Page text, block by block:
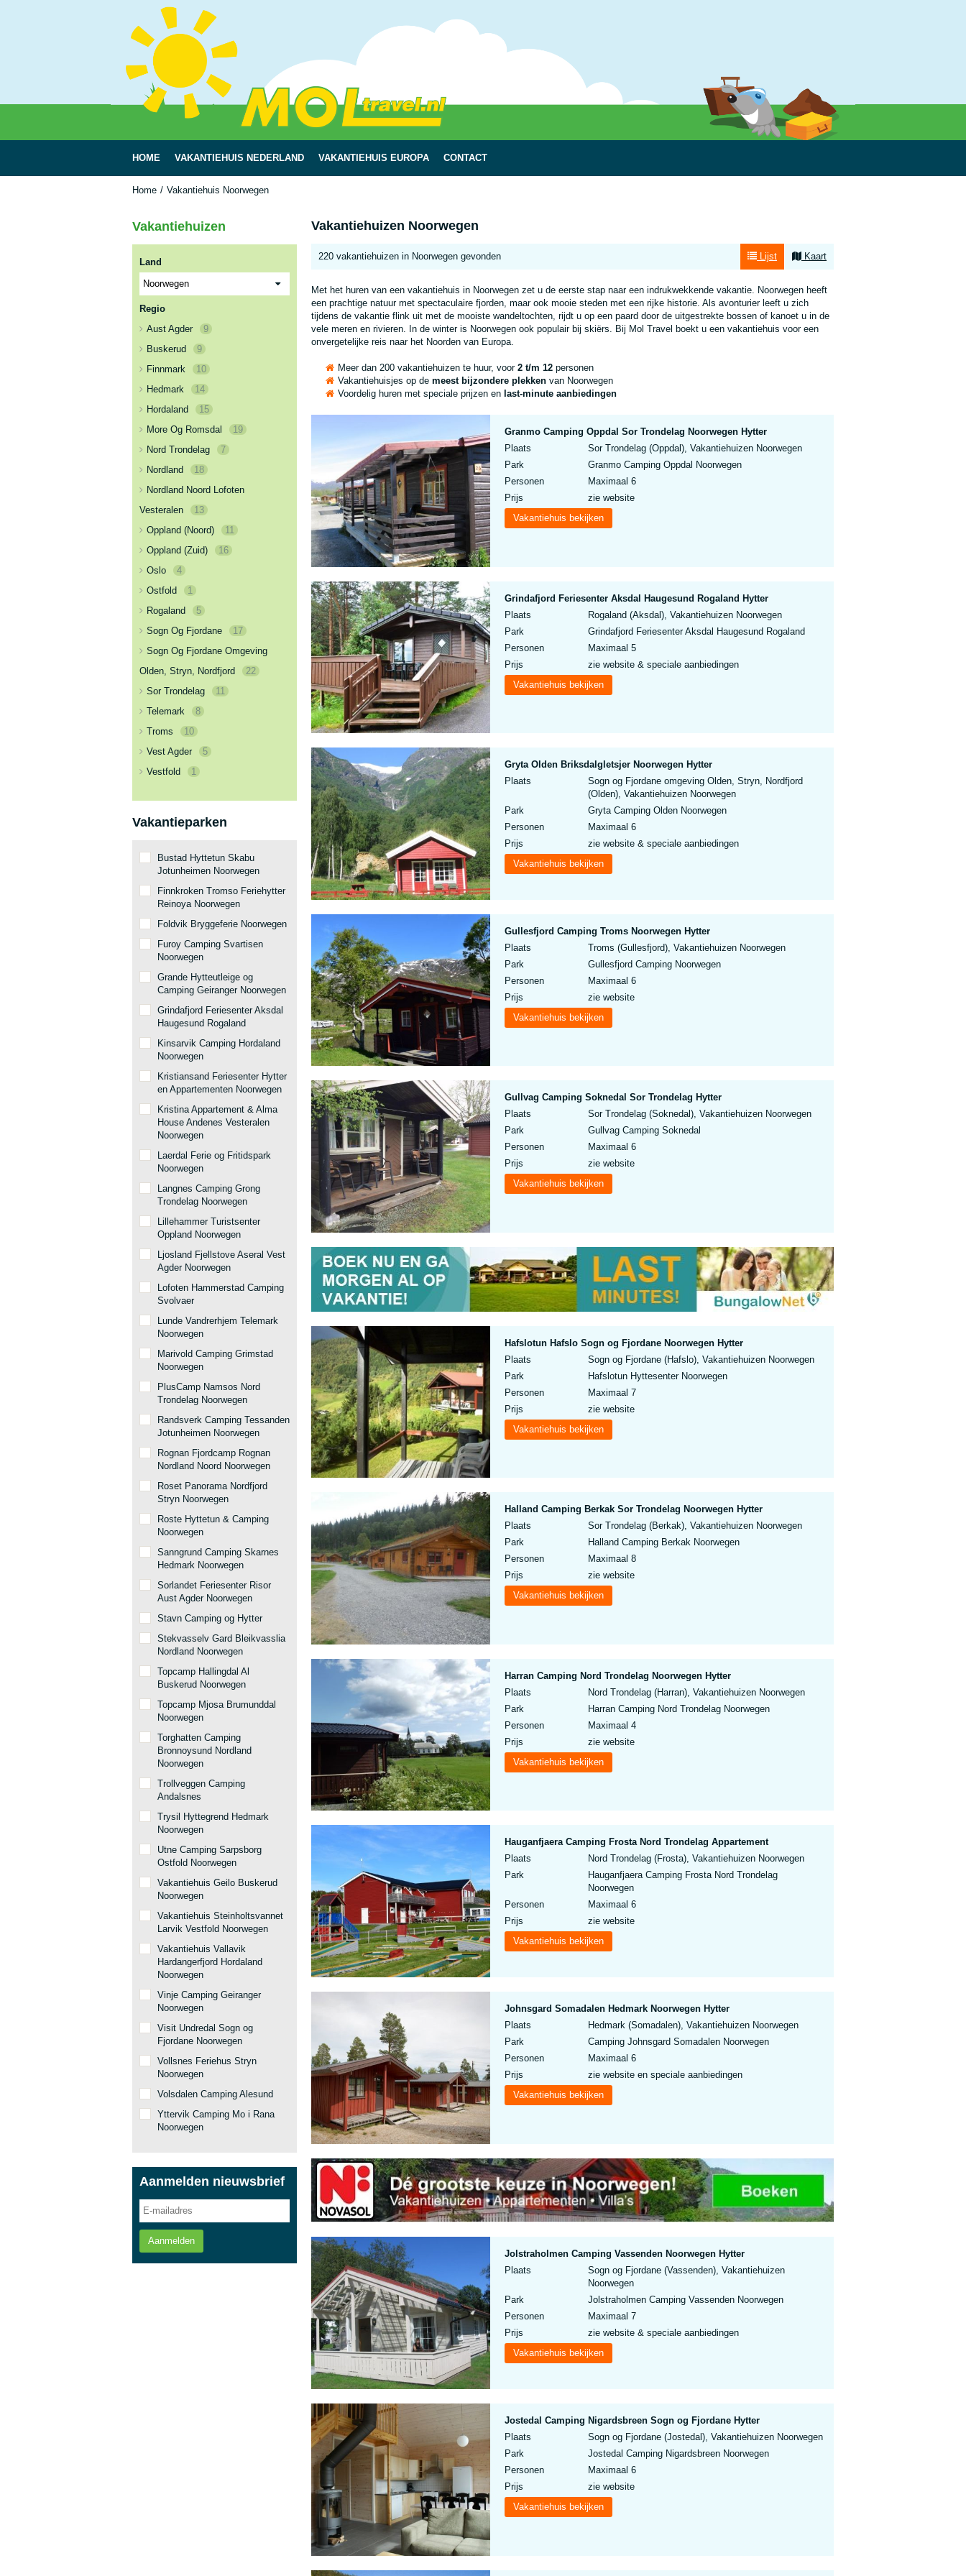
HOME VAKANTIEHUIS NEDERLAND VAKANTIEHUIS EUROPA CONTACT
Home Vakantiehuis Noorwegen
Vakantiehuizen Noorwegen
220 vakantiehuizen in Noorwegen gevonden Lijst Kaart
Met het huren van een vakantiehuis in Noorwegen zet u de eerste stap naar een indrukwekkende vakantie. Noorwegen heeft
een prachtige natuur met spectaculaire fjorden, maar ook mooie steden met een rijke historie. Als avonturier leeft u zich
tijdens de vakantie flink uit met de mooiste wandeltochten, rijdt u op een paard door de uitgestrekte bossen of kanoet u in de
vele meren en rivieren. In de winter is Noorwegen ook populair bij skiërs. Bij Mol Travel boekt u een vakantiehuis voor een
onvergetelijke reis naar het Noorden van Europa.
Meer dan 200 vakantiehuizen te huur, voor 2 t/m 12 personen
Vakantiehuisjes op de meest bijzondere plekken van Noorwegen
Voordelig huren met speciale prijzen en last-minute aanbiedingen
Granmo Camping Oppdal Sor Trondelag Noorwegen Hytter
Plaats
Sor Trondelag (Oppdal), Vakantiehuizen Noorwegen
Park
Granmo Camping Oppdal Noorwegen
Personen
Maximaal 6
Prijs
zie website
Vakantiehuis bekijken
Grindafjord Feriesenter Aksdal Haugesund Rogaland Hytter
Plaats
Rogaland (Aksdal), Vakantiehuizen Noorwegen
Park
Grindafjord Feriesenter Aksdal Haugesund Rogaland
Personen
Maximaal 5
Prijs
zie website & speciale aanbiedingen
Vakantiehuis bekijken
Gryta Olden Briksdalgletsjer Noorwegen Hytter
Plaats
Sogn og Fjordane omgeving Olden, Stryn, Nordfjord
(Olden), Vakantiehuizen Noorwegen
Park
Gryta Camping Olden Noorwegen
Personen
Maximaal 6
Prijs
zie website & speciale aanbiedingen
Vakantiehuis bekijken
Gullesfjord Camping Troms Noorwegen Hytter
Plaats
Troms (Gullesfjord), Vakantiehuizen Noorwegen
Park
Gullesfjord Camping Noorwegen
Personen
Maximaal 6
Prijs
zie website
Vakantiehuis bekijken
Gullvag Camping Soknedal Sor Trondelag Hytter
Plaats
Sor Trondelag (Soknedal), Vakantiehuizen Noorwegen
Park
Gullvag Camping Soknedal
Personen
Maximaal 6
Prijs
zie website
Vakantiehuis bekijken
Hafslotun Hafslo Sogn og Fjordane Noorwegen Hytter
Plaats
Sogn og Fjordane (Hafslo), Vakantiehuizen Noorwegen
Park
Hafslotun Hyttesenter Noorwegen
Personen
Maximaal 7
Prijs
zie website
Vakantiehuis bekijken
Halland Camping Berkak Sor Trondelag Noorwegen Hytter
Plaats
Sor Trondelag (Berkak), Vakantiehuizen Noorwegen
Park
Halland Camping Berkak Noorwegen
Personen
Maximaal 8
Prijs
zie website
Vakantiehuis bekijken
Harran Camping Nord Trondelag Noorwegen Hytter
Plaats
Nord Trondelag (Harran), Vakantiehuizen Noorwegen
Park
Harran Camping Nord Trondelag Noorwegen
Personen
Maximaal 4
Prijs
zie website
Vakantiehuis bekijken
Hauganfjaera Camping Frosta Nord Trondelag Appartement
Plaats
Nord Trondelag (Frosta), Vakantiehuizen Noorwegen
Park
Hauganfjaera Camping Frosta Nord Trondelag
Noorwegen
Personen
Maximaal 6
Prijs
zie website
Vakantiehuis bekijken
Johnsgard Somadalen Hedmark Noorwegen Hytter
Plaats
Hedmark (Somadalen), Vakantiehuizen Noorwegen
Park
Camping Johnsgard Somadalen Noorwegen
Personen
Maximaal 6
Prijs
zie website en speciale aanbiedingen
Vakantiehuis bekijken
Jolstraholmen Camping Vassenden Noorwegen Hytter
Plaats
Sogn og Fjordane (Vassenden), Vakantiehuizen
Noorwegen
Park
Jolstraholmen Camping Vassenden Noorwegen
Personen
Maximaal 7
Prijs
zie website & speciale aanbiedingen
Vakantiehuis bekijken
Jostedal Camping Nigardsbreen Sogn og Fjordane Hytter
Plaats
Sogn og Fjordane (Jostedal), Vakantiehuizen Noorwegen
Park
Jostedal Camping Nigardsbreen Noorwegen
Personen
Maximaal 6
Prijs
zie website
Vakantiehuis bekijken
Vakantiehuizen
Land
Regio
Aust Agder
9
Buskerud
9
Finnmark
10
Hedmark
14
Hordaland
15
More Og Romsdal
19
Nord Trondelag
7
Nordland
18
Nordland Noord Lofoten
Vesteralen
13
Oppland (Noord)
11
Oppland (Zuid)
16
Oslo
4
Ostfold
1
Rogaland
5
Sogn Og Fjordane
17
Sogn Og Fjordane Omgeving
Olden, Stryn, Nordfjord
22
Sor Trondelag
11
Telemark
8
Troms
10
Vest Agder
5
Vestfold
1
Vakantieparken
Bustad Hyttetun Skabu
Jotunheimen Noorwegen
Finnkroken Tromso Feriehytter
Reinoya Noorwegen
Foldvik Bryggeferie Noorwegen
Furoy Camping Svartisen
Noorwegen
Grande Hytteutleige og
Camping Geiranger Noorwegen
Grindafjord Feriesenter Aksdal
Haugesund Rogaland
Kinsarvik Camping Hordaland
Noorwegen
Kristiansand Feriesenter Hytter
en Appartementen Noorwegen
Kristina Appartement & Alma
House Andenes Vesteralen
Noorwegen
Laerdal Ferie og Fritidspark
Noorwegen
Langnes Camping Grong
Trondelag Noorwegen
Lillehammer Turistsenter
Oppland Noorwegen
Ljosland Fjellstove Aseral Vest
Agder Noorwegen
Lofoten Hammerstad Camping
Svolvaer
Lunde Vandrerhjem Telemark
Noorwegen
Marivold Camping Grimstad
Noorwegen
PlusCamp Namsos Nord
Trondelag Noorwegen
Randsverk Camping Tessanden
Jotunheimen Noorwegen
Rognan Fjordcamp Rognan
Nordland Noord Noorwegen
Roset Panorama Nordfjord
Stryn Noorwegen
Roste Hyttetun & Camping
Noorwegen
Sanngrund Camping Skarnes
Hedmark Noorwegen
Sorlandet Feriesenter Risor
Aust Agder Noorwegen
Stavn Camping og Hytter
Stekvasselv Gard Bleikvasslia
Nordland Noorwegen
Topcamp Hallingdal Al
Buskerud Noorwegen
Topcamp Mjosa Brumunddal
Noorwegen
Torghatten Camping
Bronnoysund Nordland
Noorwegen
Trollveggen Camping
Andalsnes
Trysil Hyttegrend Hedmark
Noorwegen
Utne Camping Sarpsborg
Ostfold Noorwegen
Vakantiehuis Geilo Buskerud
Noorwegen
Vakantiehuis Steinholtsvannet
Larvik Vestfold Noorwegen
Vakantiehuis Vallavik
Hardangerfjord Hordaland
Noorwegen
Vinje Camping Geiranger
Noorwegen
Visit Undredal Sogn og
Fjordane Noorwegen
Vollsnes Feriehus Stryn
Noorwegen
Volsdalen Camping Alesund
Yttervik Camping Mo i Rana
Noorwegen
Aanmelden nieuwsbrief
Aanmelden